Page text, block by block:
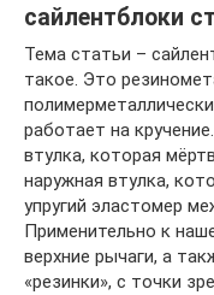
сайлентблоки
Тема статьи –
такое. Это
работает на
втулка, которая
наружная втулка,
упругий эластомер
Применительно к
верхние рычаги, а
«резинки», с точки